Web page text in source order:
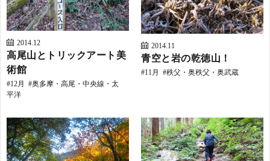
2014.12
高尾山とトリックアート美
術館
12月
奥多摩・高尾・中央線・太
平洋
2014.11
青空と岩の乾徳山！
11月 秩父・奥秩父・奥武蔵